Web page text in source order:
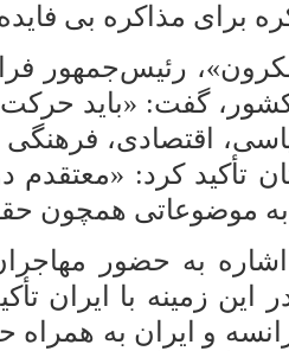
برای مذاکره بی
رئیس‌جمهور
گفت: «باید حرکت
اقتصادی، فرهنگی
تأکید کرد:
موضوعاتی همچون
به حضور
در این زمینه با
و ایران به همراه